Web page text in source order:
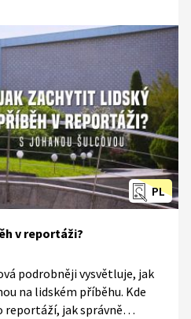
PL
v reportáži?
podrobněji vysvětluje, jak
na lidském příběhu. Kde
reportáží, jak správně